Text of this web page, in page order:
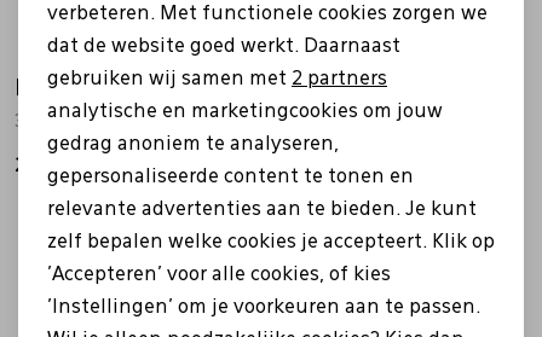
Meindl
3878 Caracas lady GTX blauw
249,99
Meindl
4704 Maine Lady GTX blauw
209,99
Analytische cookies
Marketing cookies
verbeteren. Met functionele cookies zorgen we
dat de website goed werkt. Daarnaast
gebruiken wij samen met 2 partners
analytische en marketingcookies om jouw
gedrag anoniem te analyseren,
gepersonaliseerde content te tonen en
relevante advertenties aan te bieden. Je kunt
zelf bepalen welke cookies je accepteert. Klik op
'Accepteren' voor alle cookies, of kies
'Instellingen' om je voorkeuren aan te passen.